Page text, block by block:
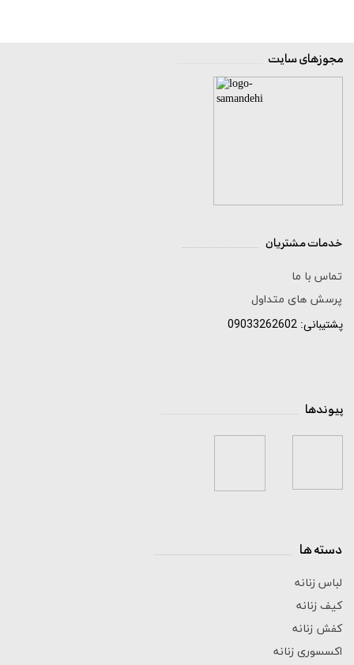
تماس با ما
پرسش های متداول
لباس زنانه
کیف زنانه
کفش زنانه
اکسسوری زنانه
پشتیبانی: 09033262602
مجوزهای سایت
پیوندها
دسته ها
خدمات مشتریان